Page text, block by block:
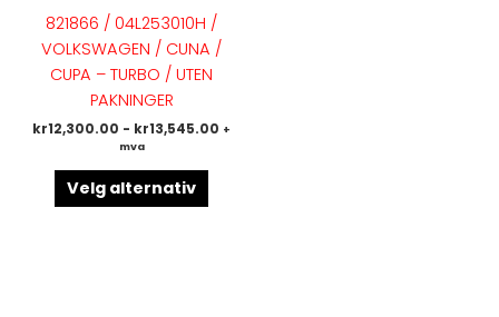
821866 / 04L253010H /
VOLKSWAGEN / CUNA /
CUPA – TURBO / UTEN
PAKNINGER
kr12,300.00 - kr13,545.00 +
mva
Velg alternativ
flere
varianter.
Alternativene
kan
på